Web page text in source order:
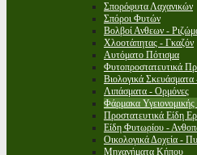
Σπορόφυτα Λαχανικών
Σπόροι Φυτών
Βολβοί Ανθεων -
Χλοοτάπητας - Γκαζόν
Αυτόματο Πότισμα
Φυτοπροστατευτικά
Βιολογικά
Λιπάσματα - Ορμόνες
Φάρμακα Υγειονομικής
Προστατευτικά Είδη
Είδη Φυτωρίου -
Οικολογικά Δοχεία -
Μηχανήματα Κήπου